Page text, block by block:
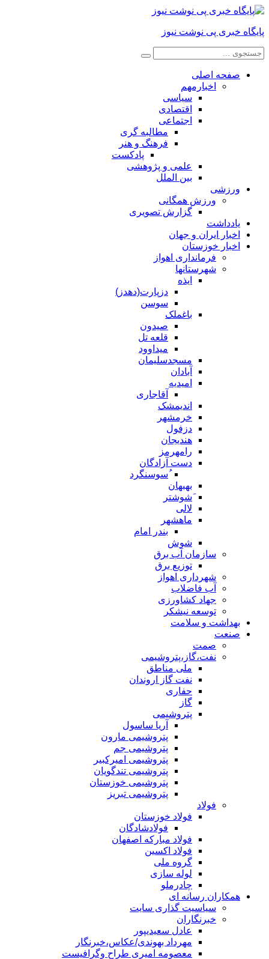
پایگاه خبری پی نوشت نیوز
صفحه اصلی
اخبارمهم
سیاسی
اقتصادی
اجتماعی
مطالبه گری
فرهنگ و هنر
پادکست
علمی و پژوهشی
بین الملل
ورزشی
ورزش همگانی
گزارش تصویری
یادداشت
اخبار ایران و جهان
اخبار خوزستان
فرمانداری اهواز
شهرستانها
ایذه
دزپارت(دهدز)
سوسن
باغملک
صیدون
قلعه تل
میداوود
مسجدسلیمان
آبادان
امیدیه
آقاجاری
اندیمشک
خرمشهر
دزفول
هندیجان
رامهرمز
دست آزادگان
ُسوسنگرد
بهبهان
َشوشتر
لالی
ماهشهر
بندر امام
شوش
سازمان آب برق
توزیع برق
شهرداری اهواز
آب فاضلاب
جهاد کشاورزی
توسعه نیشکر
بهداشت و سلامت
صنعت
صمت
نفت،گاز،پتروشیمی
ملی مناطق
نفت گاز اروندان
حفاری
گاز
پتروشیمی
آریا ساسول
پتروشیمی مارون
پتروشیمی جم
پتروشیمی امیرکبیر
پتروشیمی تندگویان
پتروشیمی خوزستان
پتروشیمی تبریز
فولاد
فولاد خوزستان
فولادشادگان
فولاد مبارکه اصفهان
فولاد اکسین
گروه ملی
لوله سازی
چادرملو
همکاران رسانه ای
سیاسیت گذاری سایت
خبرنگاران
عادل سعیدیپور
مهرداد بهوندی/عکاس،خبرنگار
معصومه امیری طراح وگرافیست